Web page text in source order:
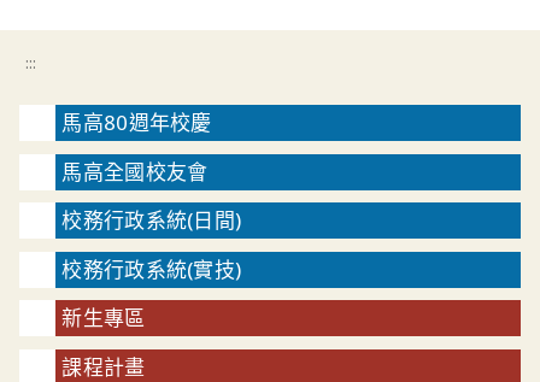
:::
馬高80週年校慶
馬高全國校友會
校務行政系統(日間)
校務行政系統(實技)
新生專區
課程計畫